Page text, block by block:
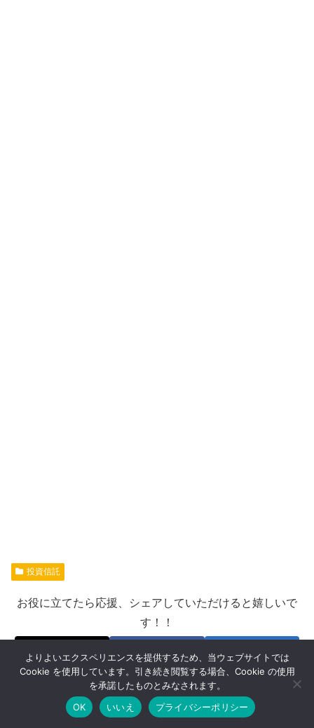
投資信託
お役に立てたら応援、シェアしていただけると嬉しいで
す！！
Facebook はてブ
LINE
ホーム 検索 トップ
よりよいエクスペリエンスを提供するため、当ウェブサイトでは
Cookie を使用しています。引き続き閲覧する場合、Cookie の使用
を承諾したものとみなされます。
OK
いいえ プライバシーポリシー